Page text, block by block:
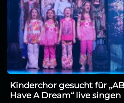
Kinderchor gesucht für
Have A Dream“ live singen